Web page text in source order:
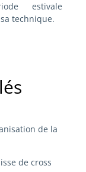
estivale
technique.
de la
de cross